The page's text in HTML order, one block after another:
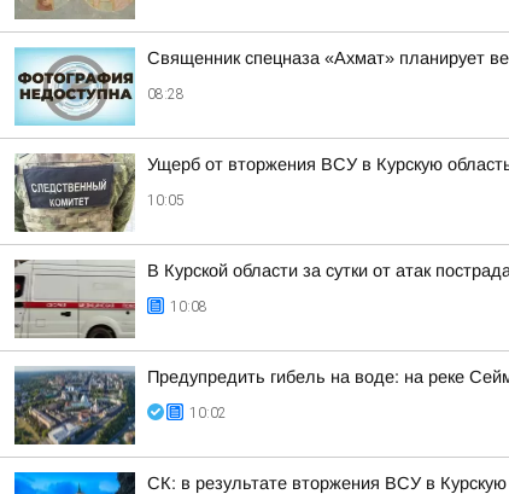
Священник спецназа «Ахмат» планирует
08:28
Ущерб от вторжения ВСУ в Курскую
10:05
В Курской области за сутки от атак
10:08
Предупредить гибель на воде: на реке
10:02
СК: в результате вторжения ВСУ в